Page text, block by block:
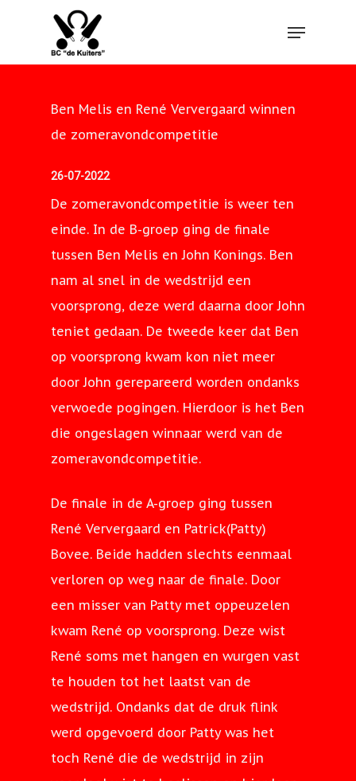
Hit enter to search or ESC to close
Ben Melis en René Ververgaard winnen
de zomeravondcompetitie
26-07-2022
De zomeravondcompetitie is weer ten
einde. In de B-groep ging de finale
tussen Ben Melis en John Konings. Ben
nam al snel in de wedstrijd een
voorsprong, deze werd daarna door John
teniet gedaan. De tweede keer dat Ben
op voorsprong kwam kon niet meer
door John gerepareerd worden ondanks
verwoede pogingen. Hierdoor is het Ben
die ongeslagen winnaar werd van de
zomeravondcompetitie.
De finale in de A-groep ging tussen
René Ververgaard en Patrick(Patty)
Bovee. Beide hadden slechts eenmaal
verloren op weg naar de finale. Door
een misser van Patty met oppeuzelen
kwam René op voorsprong. Deze wist
René soms met hangen en wurgen vast
te houden tot het laatst van de
wedstrijd. Ondanks dat de druk flink
werd opgevoerd door Patty was het
toch René die de wedstrijd in zijn